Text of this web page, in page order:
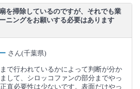
を掃除しているのですが、それでも業
ニングをお願いする必要はあります
さん(千葉県)
で行われているかによって判断が分か
して、シロッコファンの部分までやっ
直必要性は少ないです。表面だけやっ